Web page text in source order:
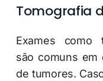
Tomografia
Exames como
são comuns em
de tumores.